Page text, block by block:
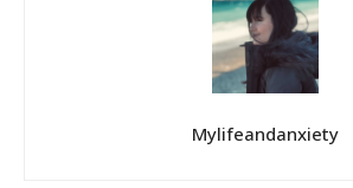
Mylifeandanxiety